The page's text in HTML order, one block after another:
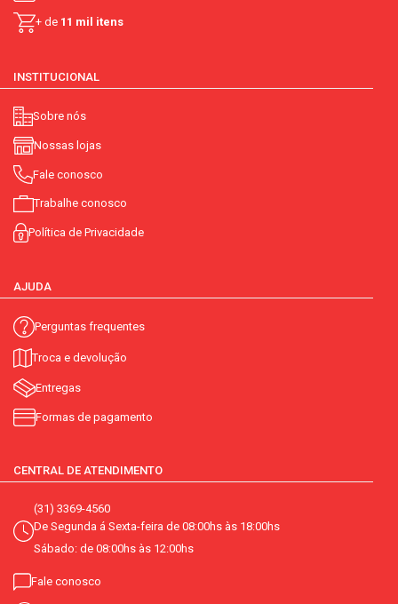
+ de 11 mil itens
INSTITUCIONAL
Sobre nós
Nossas lojas
Fale conosco
Trabalhe conosco
Política de Privacidade
AJUDA
Perguntas frequentes
Troca e devolução
Entregas
Formas de pagamento
CENTRAL DE ATENDIMENTO
(31) 3369-4560
De Segunda á Sexta-feira de 08:00hs às 18:00hs
Sábado: de 08:00hs às 12:00hs
Fale conosco